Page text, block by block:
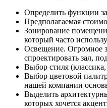
Определить функции
Предполагаемая
Зонирование
который часто
Освещение. Огромное
спроектировать зал,
Выбор стиля (классика,
Выбор цветовой
нашей компании
Выделить
которых хочется